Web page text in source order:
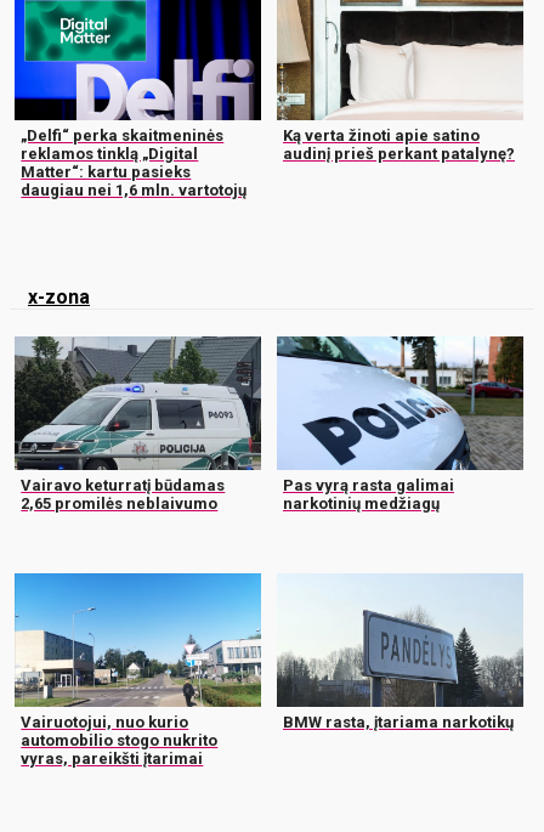
„Delfi“ perka skaitmeninės
reklamos tinklą „Digital
Matter“: kartu pasieks
daugiau nei 1,6 mln. vartotojų
Ką verta žinoti apie satino
audinį prieš perkant patalynę?
x-zona
Vairavo keturratį būdamas
2,65 promilės neblaivumo
Pas vyrą rasta galimai
narkotinių medžiagų
Vairuotojui, nuo kurio
automobilio stogo nukrito
vyras, pareikšti įtarimai
BMW rasta, įtariama narkotikų